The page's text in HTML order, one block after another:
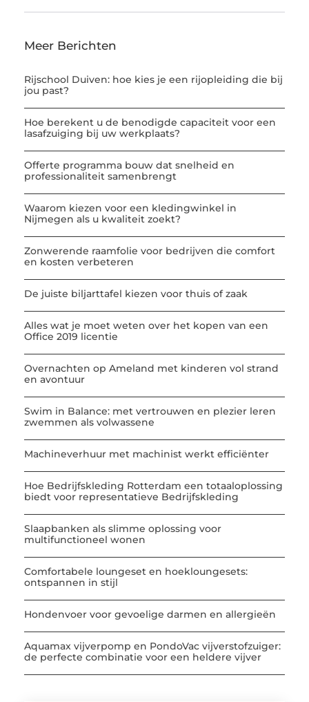
Meer Berichten
Rijschool Duiven: hoe kies je een rijopleiding die bij
jou past?
Hoe berekent u de benodigde capaciteit voor een
lasafzuiging bij uw werkplaats?
Offerte programma bouw dat snelheid en
professionaliteit samenbrengt
Waarom kiezen voor een kledingwinkel in
Nijmegen als u kwaliteit zoekt?
Zonwerende raamfolie voor bedrijven die comfort
en kosten verbeteren
De juiste biljarttafel kiezen voor thuis of zaak
Alles wat je moet weten over het kopen van een
Office 2019 licentie
Overnachten op Ameland met kinderen vol strand
en avontuur
Swim in Balance: met vertrouwen en plezier leren
zwemmen als volwassene
Machineverhuur met machinist werkt efficiënter
Hoe Bedrijfskleding Rotterdam een totaaloplossing
biedt voor representatieve Bedrijfskleding
Slaapbanken als slimme oplossing voor
multifunctioneel wonen
Comfortabele loungeset en hoekloungesets:
ontspannen in stijl
Hondenvoer voor gevoelige darmen en allergieën
Aquamax vijverpomp en PondoVac vijverstofzuiger:
de perfecte combinatie voor een heldere vijver